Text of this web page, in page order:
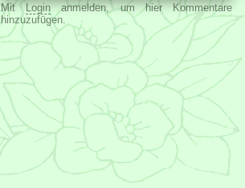
MitLoginanmelden, um hier Kommentare
hinzuzufügen.